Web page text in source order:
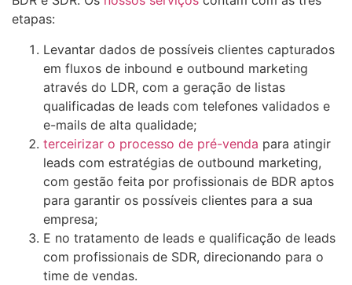
etapas:
Levantar dados de possíveis clientes capturados
em fluxos de inbound e outbound marketing
através do LDR, com a geração de listas
qualificadas de leads com telefones validados e
e-mails de alta qualidade;
terceirizar o processo de pré-venda para atingir
leads com estratégias de outbound marketing,
com gestão feita por profissionais de BDR aptos
para garantir os possíveis clientes para a sua
empresa;
E no tratamento de leads e qualificação de leads
com profissionais de SDR, direcionando para o
time de vendas.